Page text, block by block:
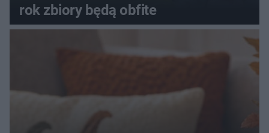
rok zbiory będą obfite